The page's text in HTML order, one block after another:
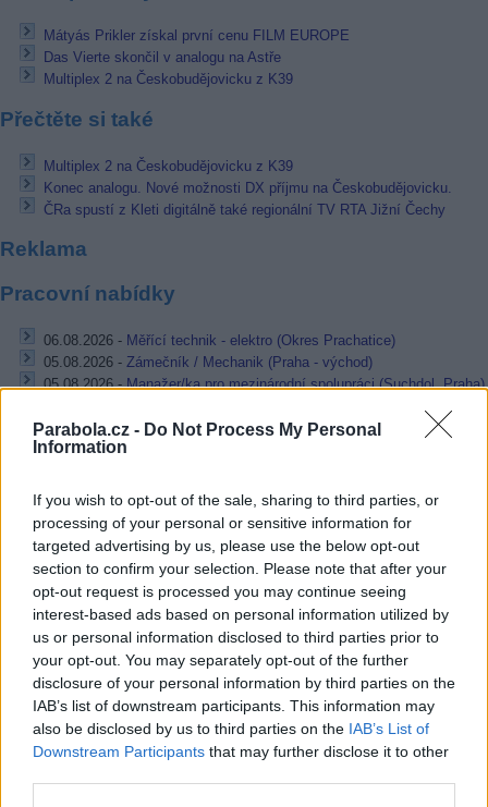
Parabola.cz - Do Not Process My Personal
Information
If you wish to opt-out of the sale, sharing to third parties, or
processing of your personal or sensitive information for
targeted advertising by us, please use the below opt-out
section to confirm your selection. Please note that after your
opt-out request is processed you may continue seeing
interest-based ads based on personal information utilized by
us or personal information disclosed to third parties prior to
your opt-out. You may separately opt-out of the further
disclosure of your personal information by third parties on the
IAB’s list of downstream participants. This information may
also be disclosed by us to third parties on the IAB’s List of
Downstream Participants that may further disclose it to other
Mátyás Prikler získal první cenu FILM EUROPE
Das Vierte skončil v analogu na Astře
Multiplex 2 na Českobudějovicku z K39
Přečtěte si také
Multiplex 2 na Českobudějovicku z K39
Konec analogu. Nové možnosti DX příjmu na Českobudějovicku.
ČRa spustí z Kleti digitálně také regionální TV RTA Jižní Čechy
Reklama
Pracovní nabídky
06.08.2026 - Měřící technik - elektro (Okres Prachatice)
05.08.2026 - Zámečník / Mechanik (Praha - východ)
05.08.2026 -Manažer/ka pro mezinárodní spolupráci (Suchdol, Praha)
05.08.2026 -Cyber Security Consultant (Nusle, Praha)
... další nabídky zaměstnání
Vybrané články
Prima sport - co nabídne v prvním
vysílacím týdnu
Kdy a kde bude Prima sport k
naladění na Skylinku